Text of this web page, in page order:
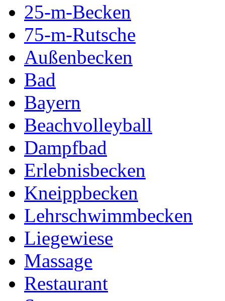
25-m-Becken
75-m-Rutsche
Außenbecken
Bad
Bayern
Beachvolleyball
Dampfbad
Erlebnisbecken
Kneippbecken
Lehrschwimmbecken
Liegewiese
Massage
Restaurant